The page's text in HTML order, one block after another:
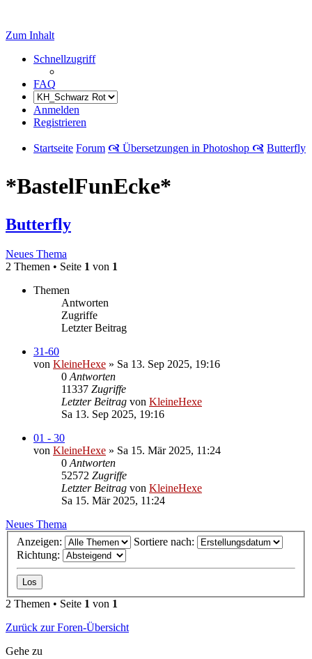
Zum Inhalt
Schnellzugriff
FAQ
Anmelden
Registrieren
Startseite Forum 🙧 Übersetzungen in Photoshop 🙧 Butterfly
*BastelFunEcke*
Butterfly
Neues Thema
2 Themen • Seite 1 von 1
Themen
Antworten
Zugriffe
Letzter Beitrag
31-60
von KleineHexe » Sa 13. Sep 2025, 19:16
0 Antworten
11337 Zugriffe
Letzter Beitrag von KleineHexe
Sa 13. Sep 2025, 19:16
01 - 30
von KleineHexe » Sa 15. Mär 2025, 11:24
0 Antworten
52572 Zugriffe
Letzter Beitrag von KleineHexe
Sa 15. Mär 2025, 11:24
Neues Thema
Anzeigen:
Sortiere nach:
Richtung:
2 Themen • Seite 1 von 1
Zurück zur Foren-Übersicht
Gehe zu